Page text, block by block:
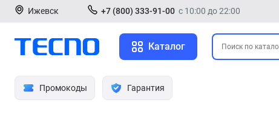
Ижевск +7 (800) 333-91-00 с 10:00 до 22:00
Каталог
Промокоды Гарантия